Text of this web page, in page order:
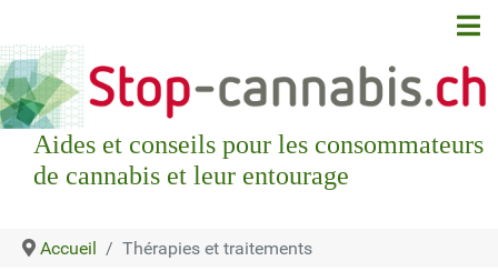
Aides et conseils pour les consommateurs
de cannabis et leur entourage
Accueil Thérapies et traitements